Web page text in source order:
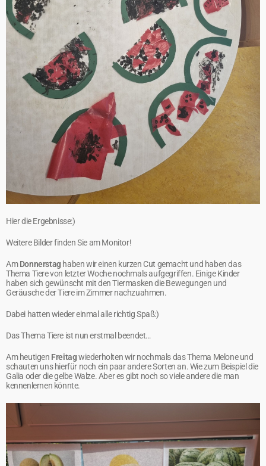
Hier die Ergebnisse:)
Weitere Bilder finden Sie am Monitor!
AmDonnerstag haben wir einen kurzen Cut gemacht und haben das
Thema Tiere von letzter Woche nochmals aufgegriffen. Einige Kinder
haben sich gewünscht mit den Tiermasken die Bewegungen und
Geräusche der Tiere im Zimmer nachzuahmen.
Dabei hatten wieder einmal alle richtig Spaß:)
Das Thema Tiere ist nun erstmal beendet…
Am heutigen Freitagwiederholten wir nochmals das Thema Melone und
schauten uns hierfür noch ein paar andere Sorten an. Wie zum Beispiel die
Galia oder die gelbe Walze. Aber es gibt noch so viele andere die man
kennenlernen könnte.